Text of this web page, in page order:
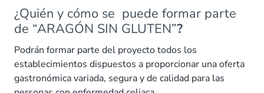
¿Quién y cómo se puede formar parte
de “ARAGÓN SIN GLUTEN”?
Podrán formar parte del proyecto todos los
establecimientos dispuestos a proporcionar una oferta
gastronómica variada, segura y de calidad para las